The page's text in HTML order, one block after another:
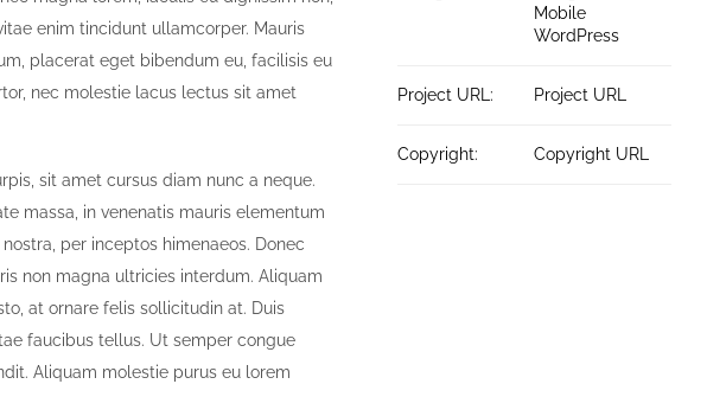
enim tincidunt ullamcorper. Mauris
placerat eget bibendum eu, facilisis eu
nec molestie lacus lectus sit amet
sit amet cursus diam nunc a neque.
massa, in venenatis mauris elementum
per inceptos himenaeos. Donec
non magna ultricies interdum. Aliquam
at ornare felis sollicitudin at. Duis
faucibus tellus. Ut semper congue
Aliquam molestie purus eu lorem
Mobile
WordPress
Project URL: Project URL
Copyright: Copyright URL